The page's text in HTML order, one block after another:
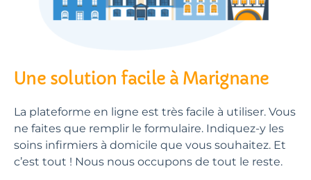
Une solution facile à Marignane
La plateforme en ligne est très facile à utiliser. Vous
ne faites que remplir le formulaire. Indiquez-y les
soins infirmiers à domicile que vous souhaitez. Et
c’est tout ! Nous nous occupons de tout le reste.